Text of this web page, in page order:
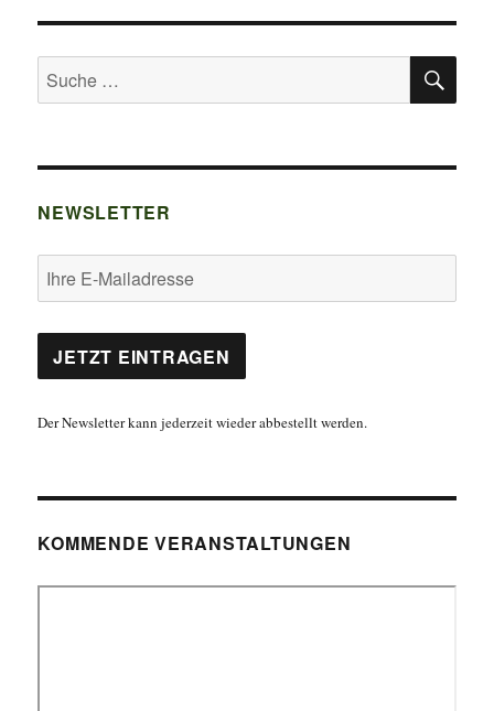
Suche
nach:
NEWSLETTER
Der Newsletter kann jederzeit wieder abbestellt werden.
KOMMENDE VERANSTALTUNGEN